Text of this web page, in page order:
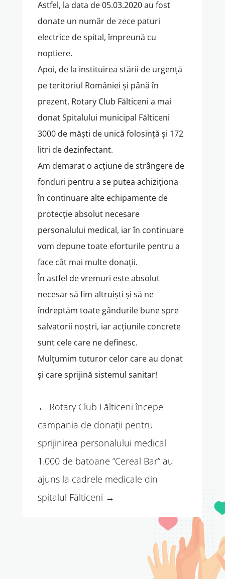
Astfel, la data de 05.03.2020 au fost
donate un număr de zece paturi
electrice de spital, împreună cu
noptiere.
Apoi, de la instituirea stării de urgență
pe teritoriul României și până în
prezent, Rotary Club Fălticeni a mai
donat Spitalului municipal Fălticeni
3000 de măști de unică folosință și 172
litri de dezinfectant.
Am demarat o acțiune de strângere de
fonduri pentru a se putea achiziționa
în continuare alte echipamente de
protecție absolut necesare
personalului medical, iar în continuare
vom depune toate eforturile pentru a
face cât mai multe donații.
În astfel de vremuri este absolut
necesar să fim altruiști și să ne
îndreptăm toate gândurile bune spre
salvatorii noștri, iar acțiunile concrete
sunt cele care ne definesc.
Mulțumim tuturor celor care au donat
și care sprijină sistemul sanitar!
← Rotary Club Fălticeni începe
campania de donații pentru
sprijinirea personalului medical
1.000 de batoane “Cereal Bar” au
ajuns la cadrele medicale din
spitalul Fălticeni →